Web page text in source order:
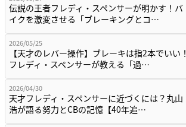
伝説の王者フレディ・スペンサーが明かす！バ
イクを激変させる「ブレーキングとコ…
2026/05/25
【天才のレバー操作】ブレーキは指2本でいい！
フレディ・スペンサーが教える「過…
2026/04/30
天才フレディ・スペンサーに近づくには？丸山
浩が語る努力とCBの記憶【40年追…